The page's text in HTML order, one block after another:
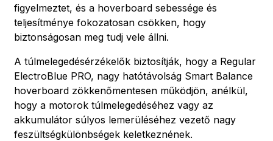
figyelmeztet, és a hoverboard sebessége és
teljesítménye fokozatosan csökken, hogy
biztonságosan meg tudj vele állni.
A túlmelegedésérzékelők biztosítják, hogy a Regular
ElectroBlue PRO, nagy hatótávolság Smart Balance
hoverboard zökkenőmentesen működjön, anélkül,
hogy a motorok túlmelegedéséhez vagy az
akkumulátor súlyos lemerüléséhez vezető nagy
feszültségkülönbségek keletkeznének.